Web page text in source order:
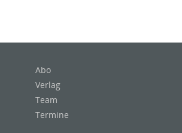
Abo
Verlag
Team
Termine